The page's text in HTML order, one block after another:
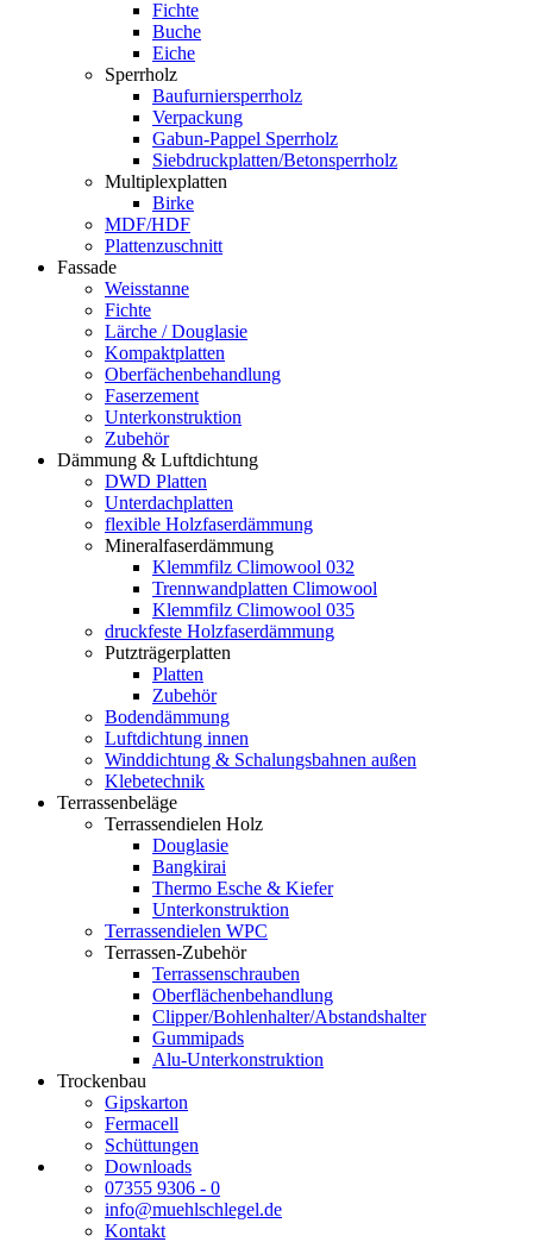
Fichte
Buche
Eiche
Sperrholz
Baufurniersperrholz
Verpackung
Gabun-Pappel Sperrholz
Siebdruckplatten/Betonsperrholz
Multiplexplatten
Birke
MDF/HDF
Plattenzuschnitt
Fassade
Weisstanne
Fichte
Lärche / Douglasie
Kompaktplatten
Oberfächenbehandlung
Faserzement
Unterkonstruktion
Zubehör
Dämmung & Luftdichtung
DWD Platten
Unterdachplatten
flexible Holzfaserdämmung
Mineralfaserdämmung
Klemmfilz Climowool 032
Trennwandplatten Climowool
Klemmfilz Climowool 035
druckfeste Holzfaserdämmung
Putzträgerplatten
Platten
Zubehör
Bodendämmung
Luftdichtung innen
Winddichtung & Schalungsbahnen außen
Klebetechnik
Terrassenbeläge
Terrassendielen Holz
Douglasie
Bangkirai
Thermo Esche & Kiefer
Unterkonstruktion
Terrassendielen WPC
Terrassen-Zubehör
Terrassenschrauben
Oberflächenbehandlung
Clipper/Bohlenhalter/Abstandshalter
Gummipads
Alu-Unterkonstruktion
Trockenbau
Gipskarton
Fermacell
Schüttungen
Downloads
07355 9306 - 0
info@muehlschlegel.de
Kontakt